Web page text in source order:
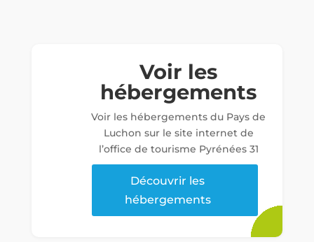
Voir les
hébergements
Voir les hébergements du Pays de
Luchon sur le site internet de
l’office de tourisme Pyrénées 31
Découvrir les
hébergements